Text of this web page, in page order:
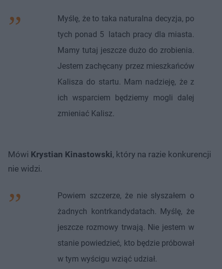
Myślę, że to taka naturalna decyzja, po
tych ponad 5 latach pracy dla miasta.
Mamy tutaj jeszcze dużo do zrobienia.
Jestem zachęcany przez mieszkańców
Kalisza do startu. Mam nadzieję, że z
ich wsparciem będziemy mogli dalej
zmieniać Kalisz.
Mówi Krystian Kinastowski, który na razie konkurencji
nie widzi.
Powiem szczerze, że nie słyszałem o
żadnych kontrkandydatach. Myślę, że
jeszcze rozmowy trwają. Nie jestem w
stanie powiedzieć, kto będzie próbował
w tym wyścigu wziąć udział.